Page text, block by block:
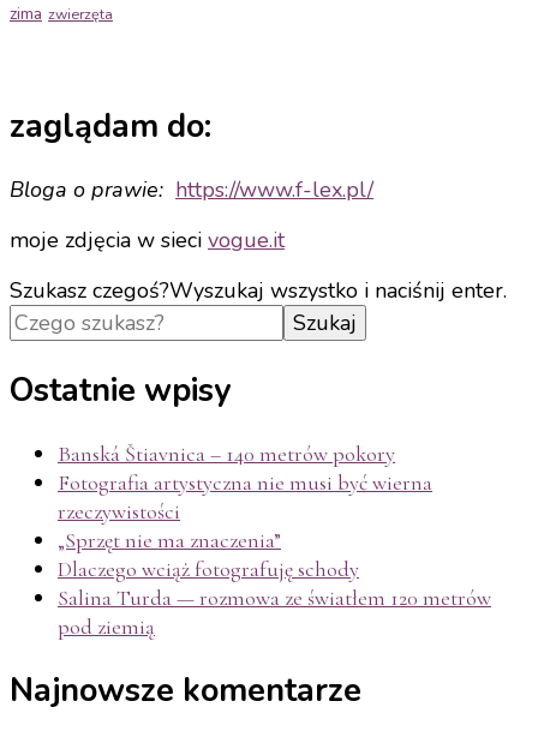
zima zwierzęta
zaglądam do:
Bloga o prawie: https://www.f-lex.pl/
moje zdjęcia w sieci vogue.it
Szukasz czegoś?Wyszukaj wszystko i naciśnij enter.
Ostatnie wpisy
Banská Štiavnica – 140 metrów pokory
Fotografia artystyczna nie musi być wierna
rzeczywistości
„Sprzęt nie ma znaczenia”
Dlaczego wciąż fotografuję schody
Salina Turda — rozmowa ze światłem 120 metrów
pod ziemią
Najnowsze komentarze